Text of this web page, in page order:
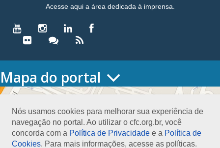
Nós usamos cookies para melhorar sua experiência de
navegação no portal. Ao utilizar o cfc.org.br, você
concorda com a Política de Privacidade e a Política de
Cookies. Para mais informações, acesse as políticas.
Acesse aqui a área dedicada à imprensa.
Mapa do portal
HOME
Conselho Diretor
Nossa Sede
Planejamento
Organograma